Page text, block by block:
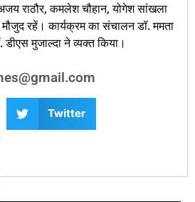
राठौर, कमलेश चौहान, योगेश सांखला
मौजुद रहें। कार्यक्रम का संचालन डॉ. ममता
मुजाल्दा ने व्यक्त किया।
Twitter